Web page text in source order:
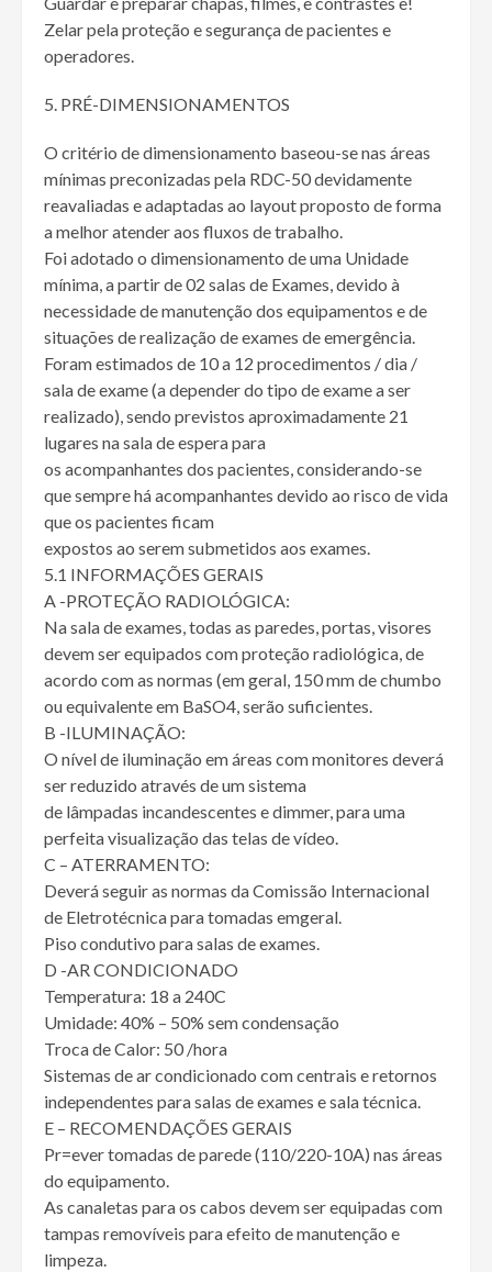
Zelar pela proteção e segurança de pacientes e
operadores.
PRÉ-DIMENSIONAMENTOS
O critério de dimensionamento baseou-se nas áreas
mínimas preconizadas pela RDC-50 devidamente
reavaliadas e adaptadas ao layout proposto de forma
a melhor atender aos fluxos de trabalho.
Foi adotado o dimensionamento de uma Unidade
mínima, a partir de 02 salas de Exames, devido à
necessidade de manutenção dos equipamentos e de
situações de realização de exames de emergência.
Foram estimados de 10 a 12 procedimentos / dia /
sala de exame (a depender do tipo de exame a ser
realizado), sendo previstos aproximadamente 21
lugares na sala de espera para
os acompanhantes dos pacientes, considerando-se
que sempre há acompanhantes devido ao risco de vida
que os pacientes ficam
expostos ao serem submetidos aos exames.
5.1 INFORMAÇÕES GERAIS
A -PROTEÇÃO RADIOLÓGICA:
Na sala de exames, todas as paredes, portas, visores
devem ser equipados com proteção radiológica, de
acordo com as normas (em geral, 150 mm de chumbo
ou equivalente em BaSO4, serão suficientes.
B -ILUMINAÇÃO:
O nível de iluminação em áreas com monitores deverá
ser reduzido através de um sistema
de lâmpadas incandescentes e dimmer, para uma
perfeita visualização das telas de vídeo.
C – ATERRAMENTO:
Deverá seguir as normas da Comissão Internacional
de Eletrotécnica para tomadas emgeral.
Piso condutivo para salas de exames.
D -AR CONDICIONADO
Temperatura: 18 a 240C
Umidade: 40% – 50% sem condensação
Troca de Calor: 50 /hora
Sistemas de ar condicionado com centrais e retornos
independentes para salas de exames e sala técnica.
E – RECOMENDAÇÕES GERAIS
Pr=ever tomadas de parede (110/220-10A) nas áreas
do equipamento.
As canaletas para os cabos devem ser equipadas com
tampas removíveis para efeito de manutenção e
limpeza.